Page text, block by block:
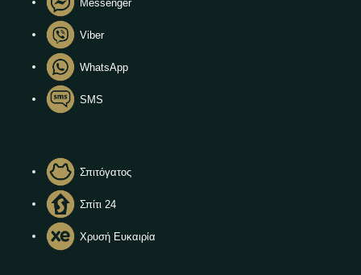
Messenger
Viber
WhatsApp
SMS
Σπιτόγατος
Σπίτι 24
Χρυσή Ευκαιρία